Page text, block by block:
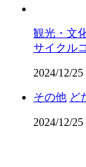
観光・文
サイクル
2024/12/25
その他 ど
2024/12/25